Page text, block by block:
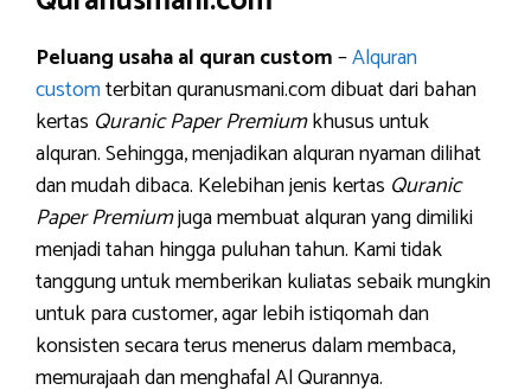
Peluang usaha al quran custom–Alquran
customterbitan quranusmani.com dibuat dari bahan
kertas Quranic Paper Premiumkhusus untuk
alquran. Sehingga, menjadikan alquran nyaman dilihat
dan mudah dibaca. Kelebihan jenis kertas Quranic
Paper Premiumjuga membuat alquran yang dimiliki
menjadi tahan hingga puluhan tahun. Kami tidak
tanggung untuk memberikan kuliatas sebaik mungkin
untuk para customer, agar lebih istiqomah dan
konsisten secara terus menerus dalam membaca,
memurajaah dan menghafal Al Qurannya.